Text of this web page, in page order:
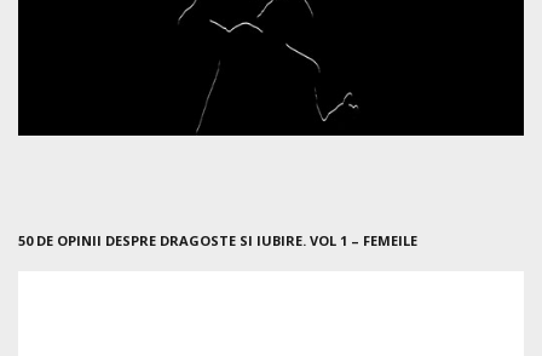
50 DE OPINII DESPRE DRAGOSTE SI IUBIRE. VOL 1 – FEMEILE